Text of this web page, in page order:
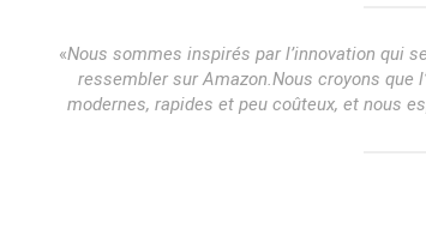
«Nous sommes inspirés par l’innovation qui
ressembler sur Amazon.Nous croyons que
modernes, rapides et peu coûteux, et nous